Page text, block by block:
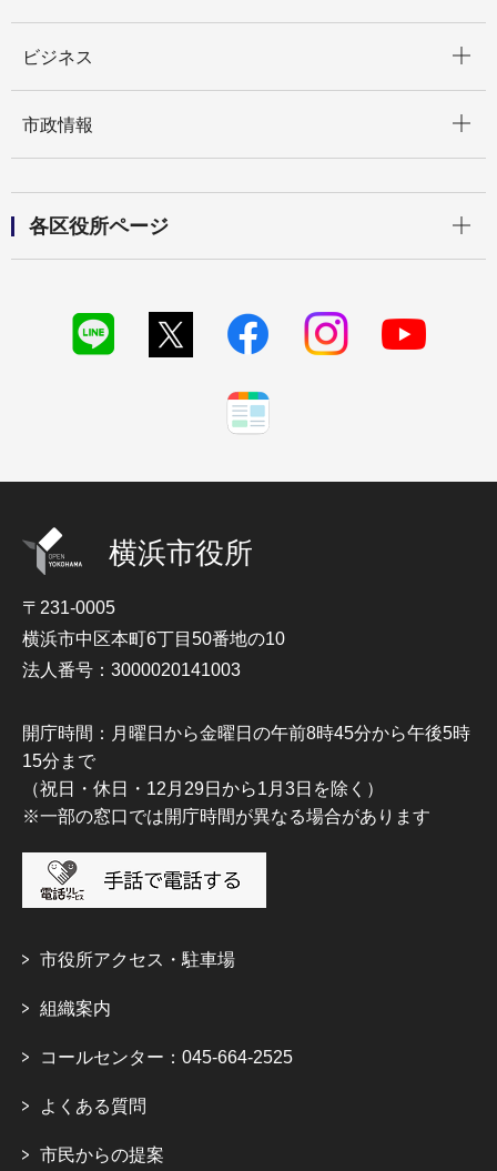
ビジネス
市政情報
各区役所ページ
横浜市役所
〒231-0005
横浜市中区本町6丁目50番地の10
法人番号：3000020141003
開庁時間：月曜日から金曜日の午前8時45分から午後5時
15分まで
（祝日・休日・12月29日から1月3日を除く）
※一部の窓口では開庁時間が異なる場合があります
市役所アクセス・駐車場
組織案内
コールセンター：045-664-2525
よくある質問
市民からの提案